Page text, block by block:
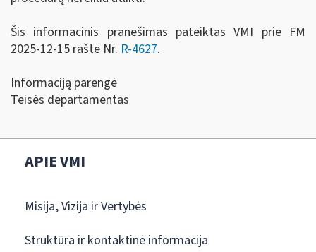
Šis informacinis pranešimas pateiktas VMI prie FM
2025-12-15 rašte Nr. R-4627.
Informaciją parengė
Teisės departamentas
APIE VMI
Misija, Vizija ir Vertybės
Struktūra ir kontaktinė informacija